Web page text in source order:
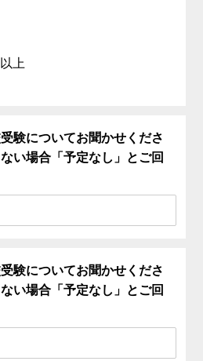
上
験についてお聞かせくださ
い場合「予定なし」とご回
験についてお聞かせくださ
い場合「予定なし」とご回